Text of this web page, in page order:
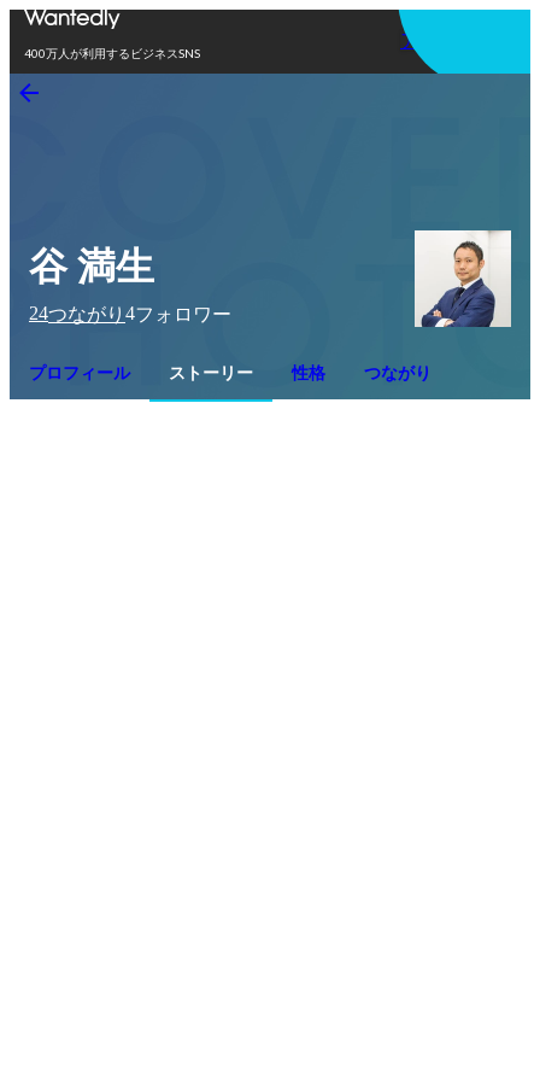
400万人が利用するビジネスSNS
アプリを使う
谷 満生
24つながり 4フォロワー
プロフィール ストーリー 性格 つながり